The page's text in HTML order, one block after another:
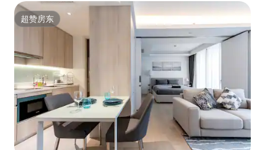
超赞房东
超赞房东